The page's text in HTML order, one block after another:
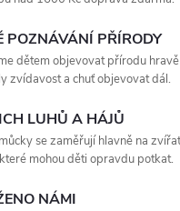
POZNÁVÁNÍ PŘÍRODY
dětem objevovat přírodu
zvídavost a chuť objevovat dál.
LUHŮ A HÁJŮ
se zaměřují hlavně na
mohou děti opravdu potkat.
NÁMI